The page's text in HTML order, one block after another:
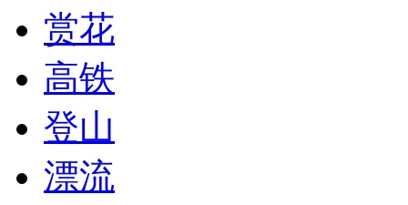
赏花
高铁
登山
漂流